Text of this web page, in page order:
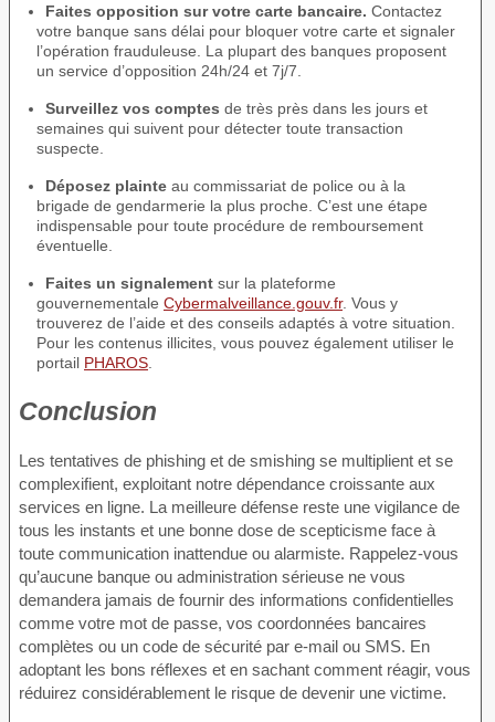
Faites opposition sur votre carte bancaire. Contactez
votre banque sans délai pour bloquer votre carte et signaler
l’opération frauduleuse. La plupart des banques proposent
un service d’opposition 24h/24 et 7j/7.
Surveillez vos comptes de très près dans les jours et
semaines qui suivent pour détecter toute transaction
suspecte.
Déposez plainte au commissariat de police ou à la
brigade de gendarmerie la plus proche. C’est une étape
indispensable pour toute procédure de remboursement
éventuelle.
Faites un signalement sur la plateforme
gouvernementale Cybermalveillance.gouv.fr. Vous y
trouverez de l’aide et des conseils adaptés à votre situation.
Pour les contenus illicites, vous pouvez également utiliser le
portail PHAROS
Conclusion
Les tentatives de phishing et de smishing se multiplient et se
complexifient, exploitant notre dépendance croissante aux
services en ligne. La meilleure défense reste une vigilance de
tous les instants et une bonne dose de scepticisme face à
toute communication inattendue ou alarmiste. Rappelez-vous
qu’aucune banque ou administration sérieuse ne vous
demandera jamais de fournir des informations confidentielles
comme votre mot de passe, vos coordonnées bancaires
complètes ou un code de sécurité par e-mail ou SMS. En
adoptant les bons réflexes et en sachant comment réagir, vous
réduirez considérablement le risque de devenir une victime.